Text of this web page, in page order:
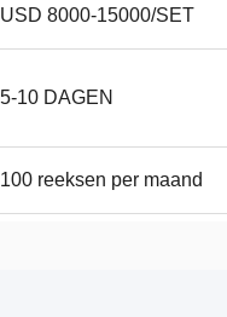
USD 8000-15000/SET
5-10 DAGEN
100 reeksen per maand